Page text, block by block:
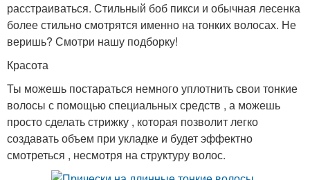
расстраиваться. Стильный боб пикси и обычная лесенка
более стильно смотрятся именно на тонких волосах. Не
веришь? Смотри нашу подборку!
Красота
Ты можешь постараться немного уплотнить свои тонкие
волосы с помощью специальных средств , а можешь
просто сделать стрижку , которая позволит легко
создавать объем при укладке и будет эффектно
смотреться , несмотря на структуру волос.